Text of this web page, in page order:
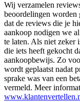
Wij verzamelen
beoordelingen worden
dat de reviews die je
aankoop nodigen we
te laten. Als niet zeker
die iets heeft gekocht
aankoopbewijs. Zo
wordt geplaatst nadat
sprake was van een
vermeld. Meer